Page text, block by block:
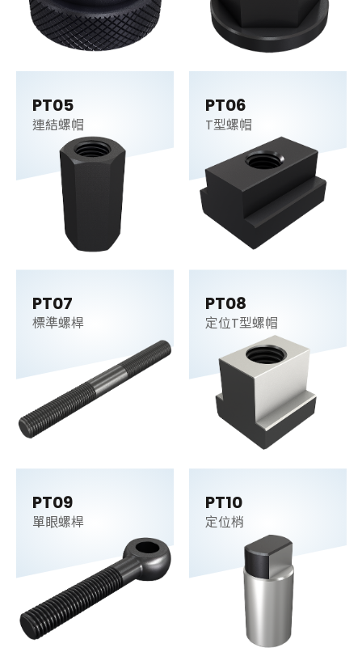
PT05
連結螺帽
PT06
T型螺帽
PT07
標準螺桿
PT08
定位T型螺帽
PT09
單眼螺桿
PT10
定位梢